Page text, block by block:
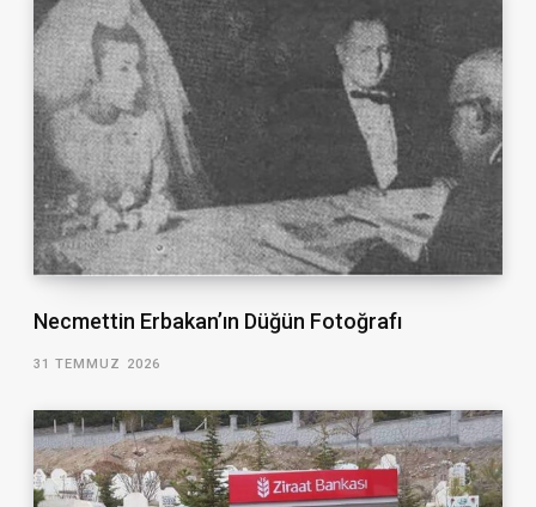
Necmettin Erbakan’ın Düğün Fotoğrafı
31 TEMMUZ 2026